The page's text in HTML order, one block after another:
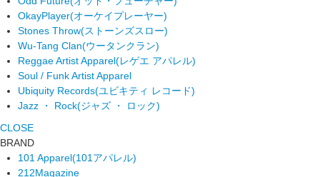
OkayPlayer(オーケイプレーヤー)
Stones Throw(ストーンズスロー)
Wu-Tang Clan(ウータンクラン)
Reggae Artist Apparel(レゲエ アパレル)
Soul / Funk Artist Apparel
Ubiquity Records(ユビキティ レコード)
Jazz ・ Rock(ジャズ ・ ロック)
CLOSE
BRAND
101 Apparel(101アパレル)
212Magazine